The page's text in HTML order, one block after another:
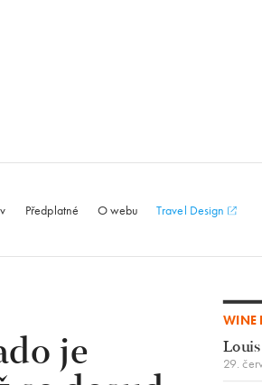
Předplatné O webu Travel Design
je
WINE
29.